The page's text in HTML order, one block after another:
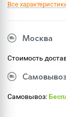
Все
Москва
Стоимость
Самовывоз: